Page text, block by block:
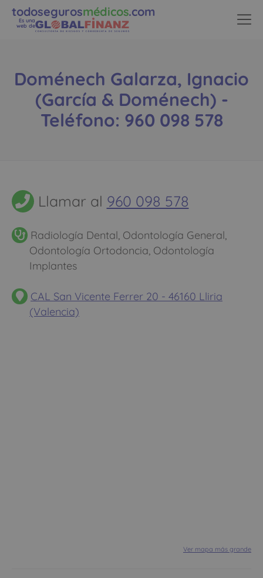
todosegurosmédicos.com
Es una
web de
Doménech Galarza, Ignacio
(García & Doménech) -
Teléfono: 960 098 578
Llamar al 960 098 578
Radiología Dental, Odontología General,
Odontología Ortodoncia, Odontología
Implantes
CAL San Vicente Ferrer 20 - 46160 Lliria
(Valencia)
Ver mapa más grande